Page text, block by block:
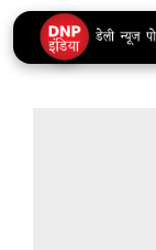
Skip
to
content